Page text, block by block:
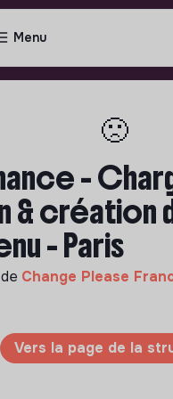
Menu
🙁
-
& création
- Paris
Change Please
Vers la page de la